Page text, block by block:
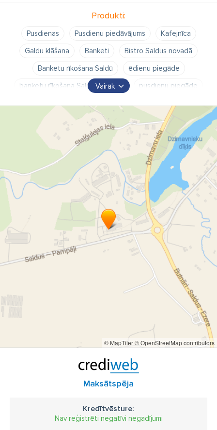
Produkti:
Pusdienas Pusdienu piedāvājums
Kafejnīca
Galdu klāšana
Banketi
Bistro Saldus novadā
Banketu rīkošana Saldū
ēdienu piegāde
banketu rīkošana Saldus novadā
pusdienu piegāde
bēru mielasti
kāzas ģimenes svētki
jubilejas
korporatīvie pasākumi
ēdiens līdzņemšanai
mielastu galdi
grupu ēdināšana
Vairāk
© MapTiler© OpenStreetMap contributors
Maksātspēja
Kredītvēsture:
Nav reģistrēti negatīvi negadījumi